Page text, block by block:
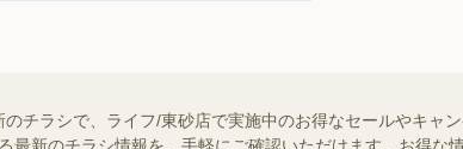
チラシで、ライフ/東砂店で実施中のお得なセールやキャ